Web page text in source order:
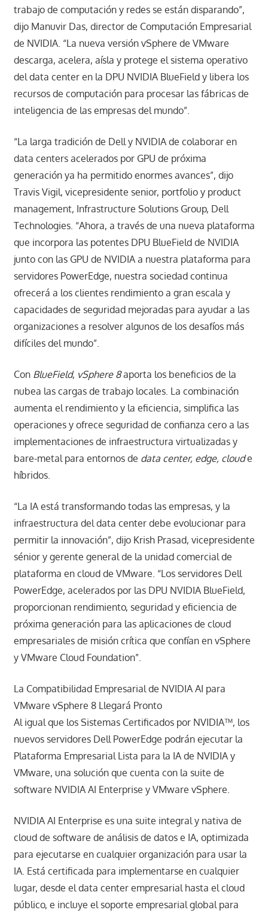
trabajo de computación y redes se están disparando”,
dijo Manuvir Das, director de Computación Empresarial
de NVIDIA. “La nueva versión vSphere de VMware
descarga, acelera, aísla y protege el sistema operativo
del data center en la DPU NVIDIA BlueField y libera los
recursos de computación para procesar las fábricas de
inteligencia de las empresas del mundo”.
“La larga tradición de Dell y NVIDIA de colaborar en
data centers acelerados por GPU de próxima
generación ya ha permitido enormes avances”, dijo
Travis Vigil, vicepresidente senior, portfolio y product
management, Infrastructure Solutions Group, Dell
Technologies. “Ahora, a través de una nueva plataforma
que incorpora las potentes DPU BlueField de NVIDIA
junto con las GPU de NVIDIA a nuestra plataforma para
servidores PowerEdge, nuestra sociedad continua
ofrecerá a los clientes rendimiento a gran escala y
capacidades de seguridad mejoradas para ayudar a las
organizaciones a resolver algunos de los desafíos más
difíciles del mundo”.
Con BlueField, vSphere 8aporta los beneficios de la
nubea las cargas de trabajo locales. La combinación
aumenta el rendimiento y la eficiencia, simplifica las
operaciones y ofrece seguridad de confianza cero a las
implementaciones de infraestructura virtualizadas y
bare-metal para entornos de data center, edge, cloude
híbridos.
“La IA está transformando todas las empresas, y la
infraestructura del data center debe evolucionar para
permitir la innovación”, dijo Krish Prasad, vicepresidente
sénior y gerente general de la unidad comercial de
plataforma en cloud de VMware. “Los servidores Dell
PowerEdge, acelerados por las DPU NVIDIA BlueField,
proporcionan rendimiento, seguridad y eficiencia de
próxima generación para las aplicaciones de cloud
empresariales de misión crítica que confían en vSphere
y VMware Cloud Foundation”.
La Compatibilidad Empresarial de NVIDIA AI para
VMware vSphere 8 Llegará Pronto
Al igual que los Sistemas Certificados por NVIDIA™, los
nuevos servidores Dell PowerEdge podrán ejecutar la
Plataforma Empresarial Lista para la IA de NVIDIA y
VMware, una solución que cuenta con la suite de
software NVIDIA AI Enterprise y VMware vSphere.
NVIDIA AI Enterprise es una suite integral y nativa de
cloud de software de análisis de datos e IA, optimizada
para ejecutarse en cualquier organización para usar la
IA. Está certificada para implementarse en cualquier
lugar, desde el data center empresarial hasta el cloud
público, e incluye el soporte empresarial global para